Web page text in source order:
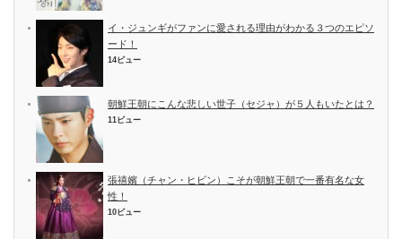
イ・ジュンギがファンに愛される理由がわかる３つのエピソ
ード！
14ビュー
朝鮮王朝にこんな悲しい世子（セジャ）が５人もいたとは？
11ビュー
張禧嬪（チャン・ヒビン）こそが朝鮮王朝で一番有名な女
性！
10ビュー